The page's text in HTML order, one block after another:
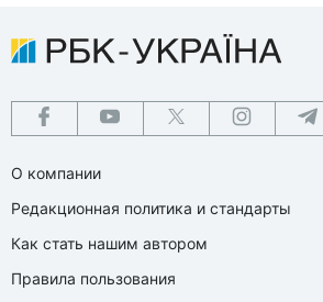
О компании
Редакционная политика и стандарты
Как стать нашим автором
Правила пользования